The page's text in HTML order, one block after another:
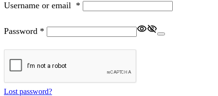
Username or email *
Password *
Lost password?